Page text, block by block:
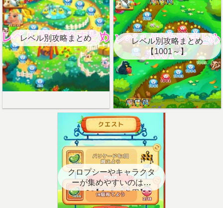
レベル別攻略まとめ
レベル別攻略まとめ
【1001～】
クロプシーやキャラクタ
ーが集めやすいのはど
こ？【クエスト用】